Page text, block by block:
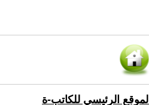
الموقع الرئيسي للكاتب-ة